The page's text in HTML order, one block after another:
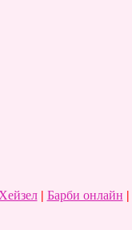
| Барби онлайн |